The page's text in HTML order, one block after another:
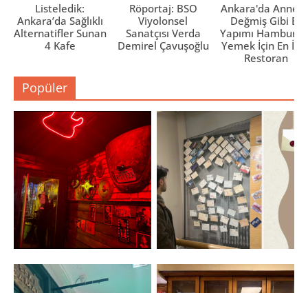
Listeledik:
Ankara’da Sağlıklı
Alternatifler Sunan
4 Kafe
Röportaj: BSO
Viyolonsel
Sanatçısı Verda
Demirel Çavuşoğlu
Ankara'da Anne
Değmiş Gibi Ev
Yapımı
Yemek İçin En İyi
Restoran
Popüler